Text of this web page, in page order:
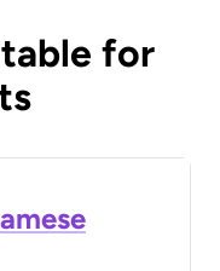
for